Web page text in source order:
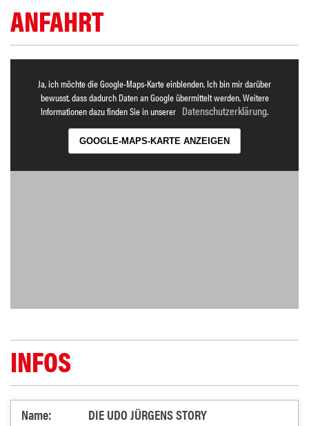
ANFAHRT
Ja, ich möchte die Google-Maps-Karte einblenden. Ich bin mir darüber
bewusst, dass dadurch Daten an Google übermittelt werden. Weitere
Informationen dazu finden Sie in unserer Datenschutzerklärung.
GOOGLE-MAPS-KARTE ANZEIGEN
INFOS
Name:
DIE UDO JÜRGENS STORY